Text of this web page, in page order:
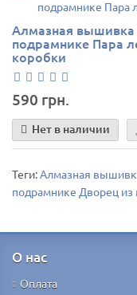
Алмазная вышивка
подрамнике Пара
коробки
590 грн.
Нет в наличии
Теги:Алмазная
подрамнике Дворец из
О нас
Оплата